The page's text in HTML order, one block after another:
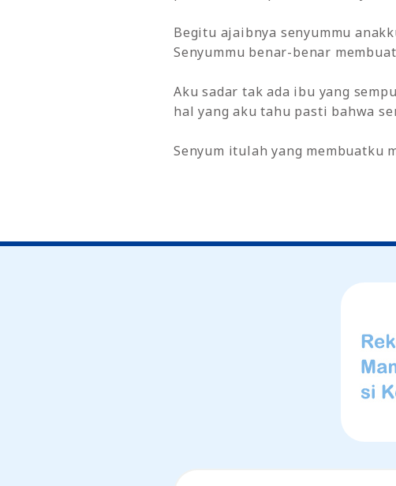
Begitu ajaibnya senyummu
Senyummu benar-benar
Aku sadar tak ada ibu yang
hal yang aku tahu pasti bahwa
Senyum itulah yang membuatku